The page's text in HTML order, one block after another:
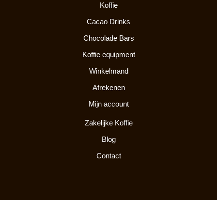
Koffie
Cacao Drinks
Chocolade Bars
Koffie equipment
Winkelmand
Afrekenen
Mijn account
Zakelijke Koffie
Blog
Contact